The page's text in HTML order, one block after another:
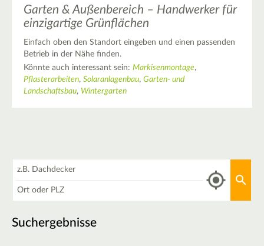
Garten & Außenbereich – Handwerker für
einzigartige Grünflächen
Einfach oben den Standort eingeben und einen passenden
Betrieb in der Nähe finden.
Könnte auch interessant sein: Markisenmontage,
Pflasterarbeiten, Solaranlagenbau, Garten- und
Landschaftsbau, Wintergarten
Suchergebnisse